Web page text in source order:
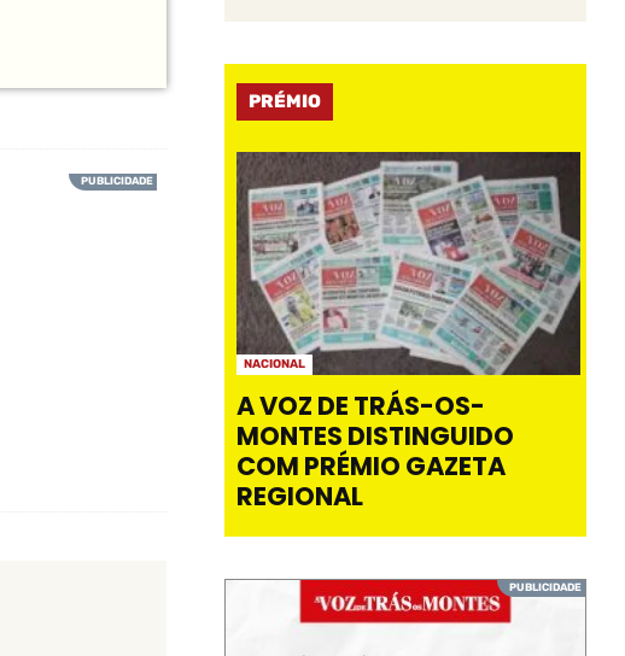
PRÉMIO
NACIONAL
A VOZ DE TRÁS-OS-
MONTES DISTINGUIDO
COM PRÉMIO GAZETA
REGIONAL